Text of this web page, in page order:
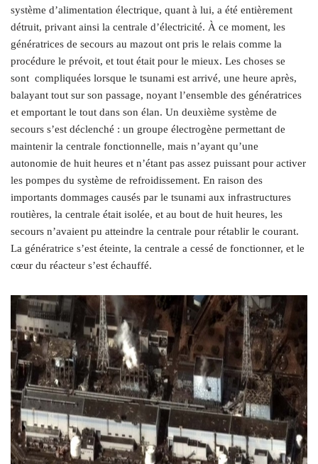
système d’alimentation électrique, quant à lui, a été entièrement
détruit, privant ainsi la centrale d’électricité. À ce moment, les
génératrices de secours au mazout ont pris le relais comme la
procédure le prévoit, et tout était pour le mieux. Les choses se
sont compliquées lorsque le tsunami est arrivé, une heure après,
balayant tout sur son passage, noyant l’ensemble des génératrices
et emportant le tout dans son élan. Un deuxième système de
secours s’est déclenché : un groupe électrogène permettant de
maintenir la centrale fonctionnelle, mais n’ayant qu’une
autonomie de huit heures et n’étant pas assez puissant pour activer
les pompes du système de refroidissement. En raison des
importants dommages causés par le tsunami aux infrastructures
routières, la centrale était isolée, et au bout de huit heures, les
secours n’avaient pu atteindre la centrale pour rétablir le courant.
La génératrice s’est éteinte, la centrale a cessé de fonctionner, et le
cœur du réacteur s’est échauffé.